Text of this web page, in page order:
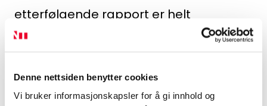
Denne nettsiden benytter cookies
Vi bruker informasjonskapsler for å gi innhold og
etterfølgende rapport er helt
uavhengig av dette. Det har gitt oss
kjøpere og selgere i boligmarkedet. Du